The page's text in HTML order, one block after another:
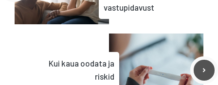
vastupidavust
Kui kaua oodata ja
riskid